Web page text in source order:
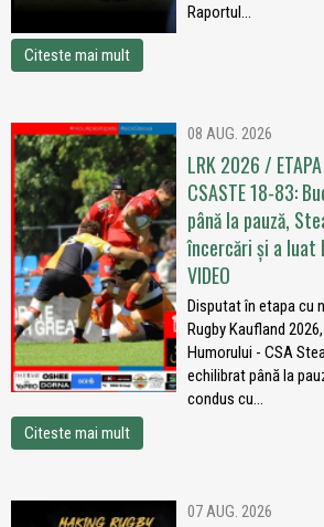
Raportul...
Citeste mai mult
08 AUG. 2026
LRK 2026 /
CSASTE 18-83:
până la pauză,
încercări și a luat
VIDEO
Disputat în etapa cu
Rugby Kaufland
Humorului - CSA
echilibrat până la
condus cu...
Citeste mai mult
07 AUG. 2026